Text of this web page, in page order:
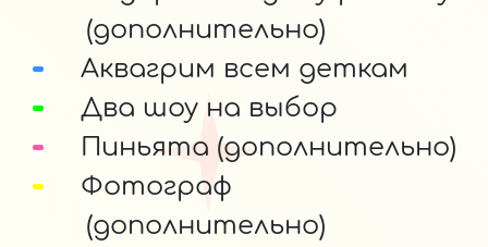
(дополнительно)
Аквагрим всем деткам
Два шоу на выбор
Пиньята (дополнительно)
Фотограф
(дополнительно)